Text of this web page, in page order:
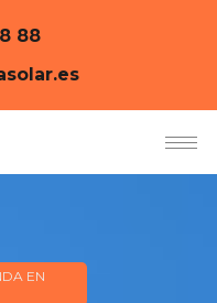
88
EN